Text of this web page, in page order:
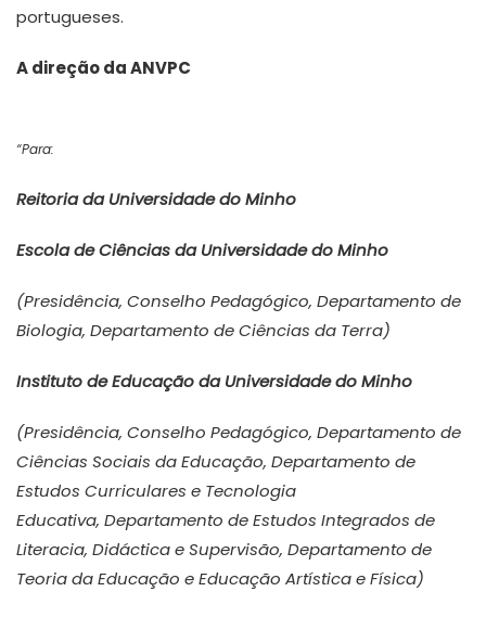
portugueses.
A direção da ANVPC
“Para:
Reitoria da Universidade do Minho
Escola de Ciências da Universidade do Minho
(Presidência, Conselho Pedagógico, Departamento de
Biologia, Departamento de Ciências da Terra)
Instituto de Educação da Universidade do Minho
(Presidência, Conselho Pedagógico, Departamento de
Ciências Sociais da Educação, Departamento de
Estudos Curriculares e Tecnologia
Educativa, Departamento de Estudos Integrados de
Literacia, Didáctica e Supervisão, Departamento de
Teoria da Educação e Educação Artística e Física)